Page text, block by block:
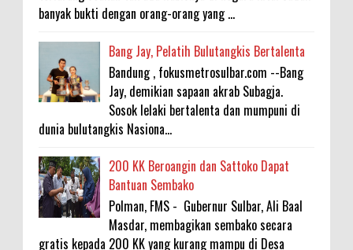
banyak bukti dengan orang-orang yang ...
Bang Jay, Pelatih Bulutangkis Bertalenta
Bandung , fokusmetrosulbar.com --Bang
Jay, demikian sapaan akrab Subagja.
Sosok lelaki bertalenta dan mumpuni di
dunia bulutangkis Nasiona...
200 KK Beroangin dan Sattoko Dapat
Bantuan Sembako
Polman, FMS - Gubernur Sulbar, Ali Baal
Masdar, membagikan sembako secara
gratis kepada 200 KK yang kurang mampu di Desa